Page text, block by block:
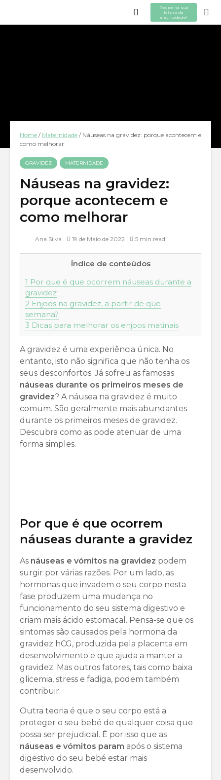
Poupe na sua
fatura de
eletricidade!
Home / Maternidade / Náuseas na gravidez: porque acontecem e
como melhorar
GRAVIDEZ MATERNIDADE
Náuseas na gravidez:
porque acontecem e
como melhorar
Ana Silva 19 de Maio de 2022 5 min read
Índice de conteúdos
1 Por que é que ocorrem náuseas durante a
gravidez
2 Enjoos na gravidez, a partir de que
semana?
3 Dicas para melhorar os enjoos matinais
A gravidez é uma experiência única. No
entanto, isto não significa que não tenha os
seus desconfortos. Já sofreu as famosas
náuseas durante os primeiros meses de
gravidez? A náusea na gravidez é muito
comum. São geralmente mais abundantes
durante os primeiros meses de gravidez.
Descubra como as pode atenuar de uma
forma simples.
Por que é que ocorrem
náuseas durante a gravidez
As náuseas e vómitos na gravidez podem
surgir por várias razões. Por um lado, as
hormonas que invadem o seu corpo nesta
fase produzem uma mudança no
funcionamento do seu sistema digestivo e
criam mais ácido estomacal. Pensa-se que os
sintomas são causados pela hormona da
gravidez hCG, produzida pela placenta em
desenvolvimento e que ajuda a manter a
gravidez. Mas outros fatores, tais como baixa
glicemia, stress e fadiga, podem também
contribuir.
Outra teoria é que o seu corpo está a
proteger o seu bebé de qualquer coisa que
possa ser prejudicial. É por isso que as
náuseas e vómitos param após o sistema
digestivo do seu bebé estar mais
desenvolvido.